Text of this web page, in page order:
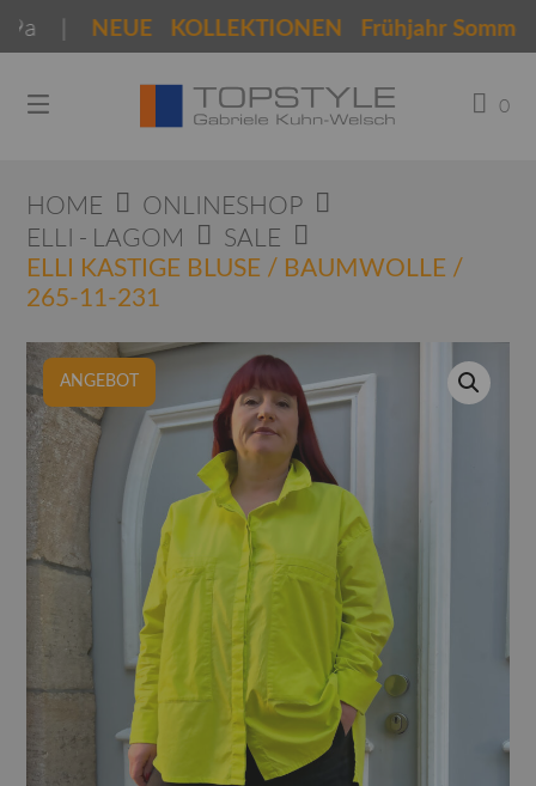
Springen
Inhalt
| NEUE KOLLEKTIONEN Frühjahr Sommer
0
HOME
ONLINESHOP
ELLI - LAGOM
SALE
ELLI KASTIGE BLUSE / BAUMWOLLE /
265-11-231
ANGEBOT